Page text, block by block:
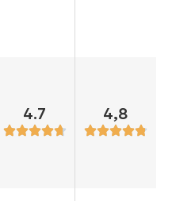
4.7 4,8